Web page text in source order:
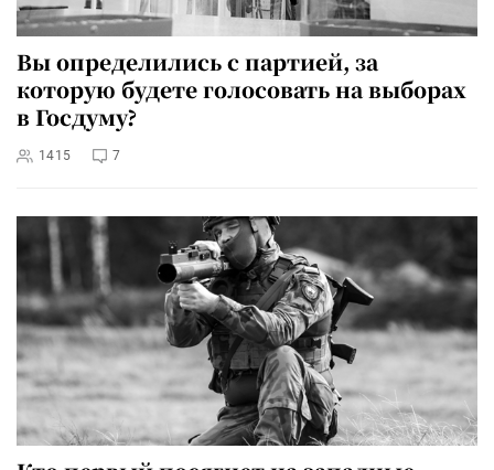
Вы определились с партией, за
которую будете голосовать на выборах
в Госдуму?
1415 7